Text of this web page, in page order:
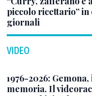
piccolo ricettario” in
giornali
VIDEO
1976-2026:
memoria. Il